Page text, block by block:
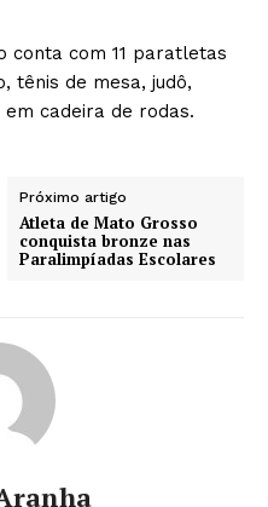
conta com 11 paratletas
tênis de mesa, judô,
cadeira de rodas.
Próximo artigo
Atleta de Mato Grosso
conquista bronze nas
Paralimpíadas Escolares